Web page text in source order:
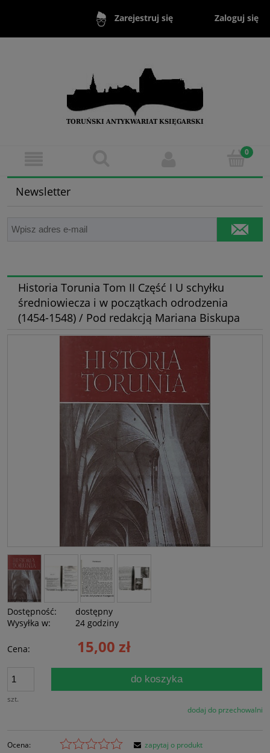
Zarejestruj się Zaloguj się
Newsletter
Historia Torunia Tom II Część I U schyłku
średniowiecza i w początkach odrodzenia
(1454-1548) / Pod redakcją Mariana Biskupa
Dostępność:
dostępny
Wysyłka w:
24 godziny
Cena: 15,00 zł
szt.
do koszyka
dodaj do przechowalni
Ocena:
zapytaj o produkt